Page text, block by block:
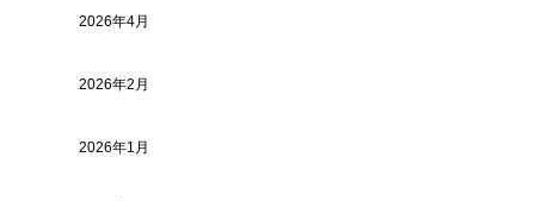
2026年4月
2026年2月
2026年1月